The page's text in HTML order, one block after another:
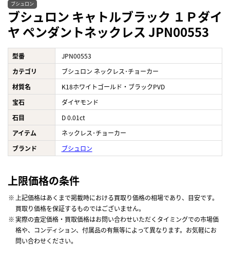
ブシュロン
ブシュロン キャトルブラック １Ｐダイ
ヤ ペンダントネックレス JPN00553
型番
JPN00553
カテゴリ
ブシュロン ネックレス･チョーカー
材質名
K18ホワイトゴールド・ブラックPVD
宝石
ダイヤモンド
石目
D 0.01ct
アイテム
ネックレス･チョーカー
ブランド
ブシュロン
上限価格の条件
上記価格はあくまで掲載時における買取り価格の相場であり、目安です。
買取り価格を保証するものではございません。
実際の査定価格・買取価格はお問い合わせいただくタイミングでの市場価
格や、コンディション、付属品の有無等によって異なります。お気軽にお
問い合わせください。